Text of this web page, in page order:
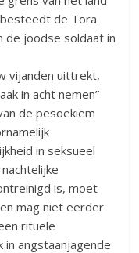
de Tora
de joodse soldaat in
vijanden uittrekt,
in acht nemen”
de pesoekiem
in seksueel
is, moet
mag niet eerder
rituele
in angstaanjagende